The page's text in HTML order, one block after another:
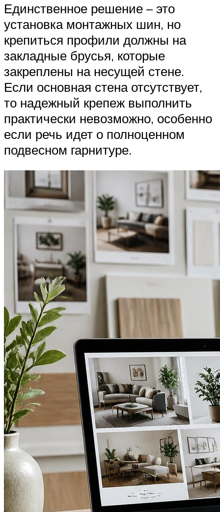
Единственное решение – это
установка монтажных шин, но
крепиться профили должны на
закладные брусья, которые
закреплены на несущей стене.
Если основная стена отсутствует,
то надежный крепеж выполнить
практически невозможно, особенно
если речь идет о полноценном
подвесном гарнитуре.